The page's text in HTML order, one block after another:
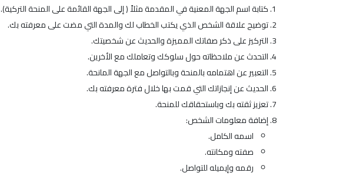
كتابة اسم الجهة المعنية في المقدمة مثلاً ( إلى الجهة القائمة على المنحة التركية).
توضيح علاقة الشخص الذي يكتب الخطاب لك والمدة التي مضت على معرفته بك.
التركيز على ذكر صفاتك المميزة والحديث عن شخصيتك.
التحدث عن ملاحظاته حول سلوكك وتعاملك مع الأخرين.
التعبير عن اهتمامه بالمنحة وبالتواصل مع الجهة المانحة.
الحديث عن إنجازاتك التي قمت بها خلال فترة معرفته بك.
تعزيز ثقته بك وباستحقاقك للمنحة.
إضافة معلومات الشخص:
اسمه الكامل.
صفته ومكانته.
رقمه وإيميله للتواصل.